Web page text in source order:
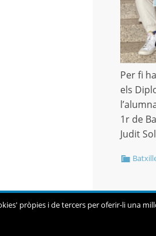
Per fi
els
1r de
Judit
pròpies i de tercers per oferir-li una